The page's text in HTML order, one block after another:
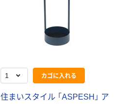
カゴに入れる
住まいスタイル 「ASPESH」 ア
本気プライス